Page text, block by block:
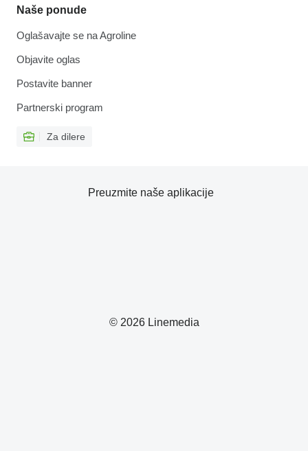
Naše ponude
Oglašavajte se na Agroline
Objavite oglas
Postavite banner
Partnerski program
Za dilere
© 2026 Linemedia
Preuzmite naše aplikacije